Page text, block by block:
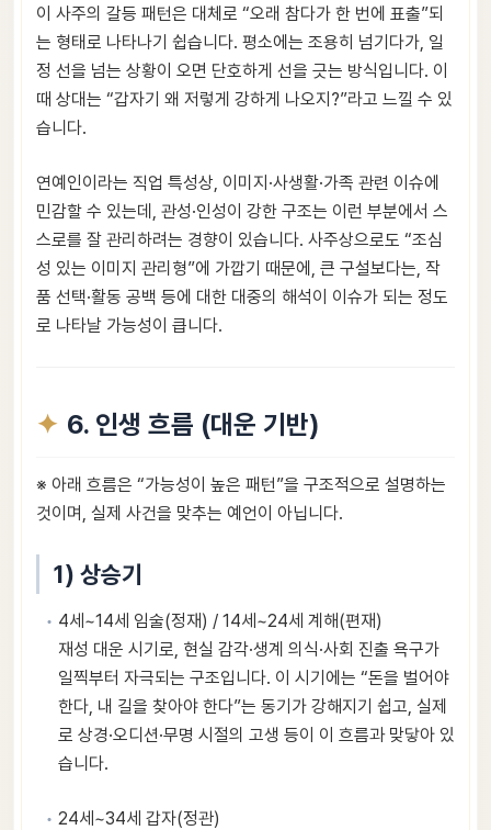
이 사주의 갈등 패턴은 대체로 “오래 참다가 한 번에 표출”되
는 형태로 나타나기 쉽습니다. 평소에는 조용히 넘기다가, 일
정 선을 넘는 상황이 오면 단호하게 선을 긋는 방식입니다. 이
때 상대는 “갑자기 왜 저렇게 강하게 나오지?”라고 느낄 수 있
습니다.
연예인이라는 직업 특성상, 이미지·사생활·가족 관련 이슈에
민감할 수 있는데, 관성·인성이 강한 구조는 이런 부분에서 스
스로를 잘 관리하려는 경향이 있습니다. 사주상으로도 “조심
성 있는 이미지 관리형”에 가깝기 때문에, 큰 구설보다는, 작
품 선택·활동 공백 등에 대한 대중의 해석이 이슈가 되는 정도
로 나타날 가능성이 큽니다.
6. 인생 흐름 (대운 기반)
※ 아래 흐름은 “가능성이 높은 패턴”을 구조적으로 설명하는
것이며, 실제 사건을 맞추는 예언이 아닙니다.
1) 상승기
4세~14세 임술(정재) / 14세~24세 계해(편재)
재성 대운 시기로, 현실 감각·생계 의식·사회 진출 욕구가
일찍부터 자극되는 구조입니다. 이 시기에는 “돈을 벌어야
한다, 내 길을 찾아야 한다”는 동기가 강해지기 쉽고, 실제
로 상경·오디션·무명 시절의 고생 등이 이 흐름과 맞닿아 있
습니다.
24세~34세 갑자(정관)